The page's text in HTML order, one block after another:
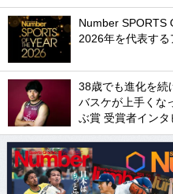
Number SPORTS
2026年を代表す
38歳でも進化を続
バスケが上手くな
ぶ賞 受賞者インタ